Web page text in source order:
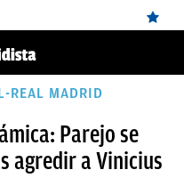
REAL MADRID
Parejo se
agredir a Vinicius